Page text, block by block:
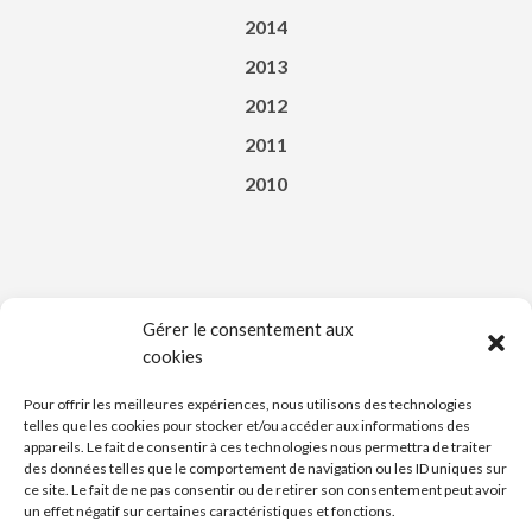
Gérer le consentement aux
cookies
Pour offrir les meilleures expériences, nous utilisons des technologies
telles que les cookies pour stocker et/ou accéder aux informations des
appareils. Le fait de consentir à ces technologies nous permettra de traiter
des données telles que le comportement de navigation ou les ID uniques sur
ce site. Le fait de ne pas consentir ou de retirer son consentement peut avoir
un effet négatif sur certaines caractéristiques et fonctions.
2014
2013
2012
2011
2010
Téléchargez l’appli du Saint-Affricain